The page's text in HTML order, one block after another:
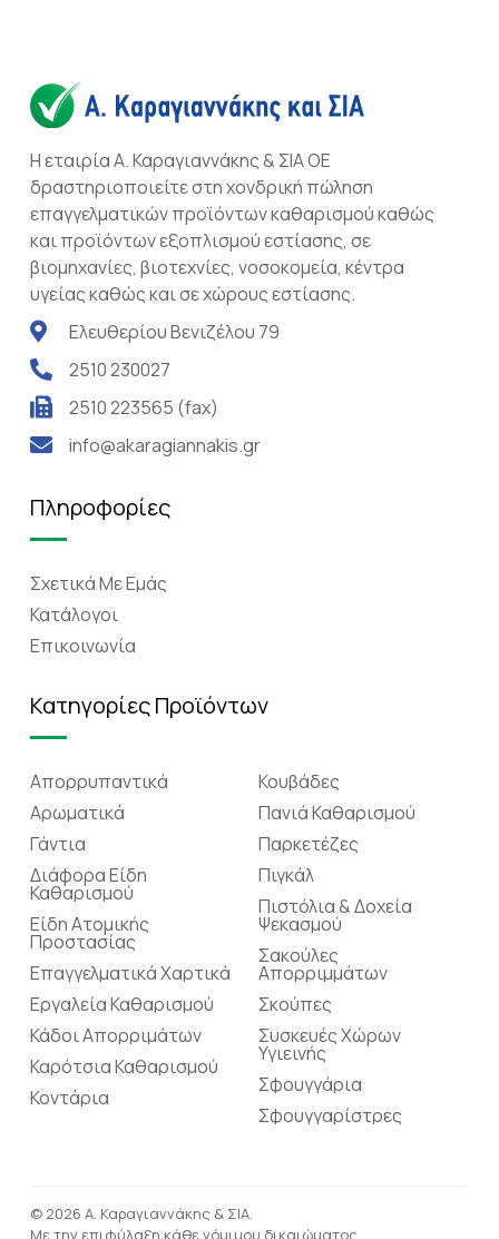
Η εταιρία Α. Καραγιαννάκης & ΣΙΑ ΟΕ
δραστηριοποιείτε στη χονδρική πώληση
επαγγελματικών προϊόντων καθαρισμού καθώς
και προϊόντων εξοπλισμού εστίασης, σε
βιομηχανίες, βιοτεχνίες, νοσοκομεία, κέντρα
υγείας καθώς και σε χώρους εστίασης.
Ελευθερίου Βενιζέλου 79
2510 230027
2510 223565 (fax)
info@akaragiannakis.gr
Πληροφορίες
Σχετικά Mε Eμάς
Κατάλογοι
Επικοινωνία
Κατηγορίες Προϊόντων
Απορρυπαντικά
Αρωματικά
Γάντια
Διάφορα Είδη
Καθαρισμού
Είδη Ατομικής
Προστασίας
Επαγγελματικά Χαρτικά
Εργαλεία Καθαρισμού
Κάδοι Απορριμάτων
Καρότσια Καθαρισμού
Κοντάρια
Κουβάδες
Πανιά Καθαρισμού
Παρκετέζες
Πιγκάλ
Πιστόλια & Δοχεία
Ψεκασμού
Σακούλες
Απορριμμάτων
Σκούπες
Συσκευές Χώρων
Υγιεινής
Σφουγγάρια
Σφουγγαρίστρες
© 2026 Α. Καραγιαννάκης & ΣΙΑ.
Με την επιφύλαξη κάθε νόμιμου δικαιώματος.